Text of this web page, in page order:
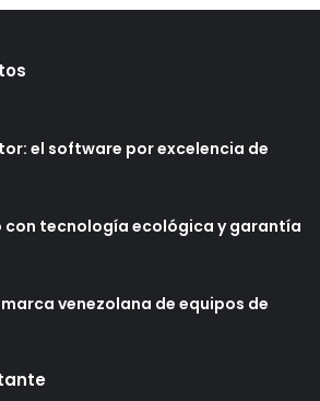
el software por excelencia de
con tecnología ecológica y garantía
marca venezolana de equipos de